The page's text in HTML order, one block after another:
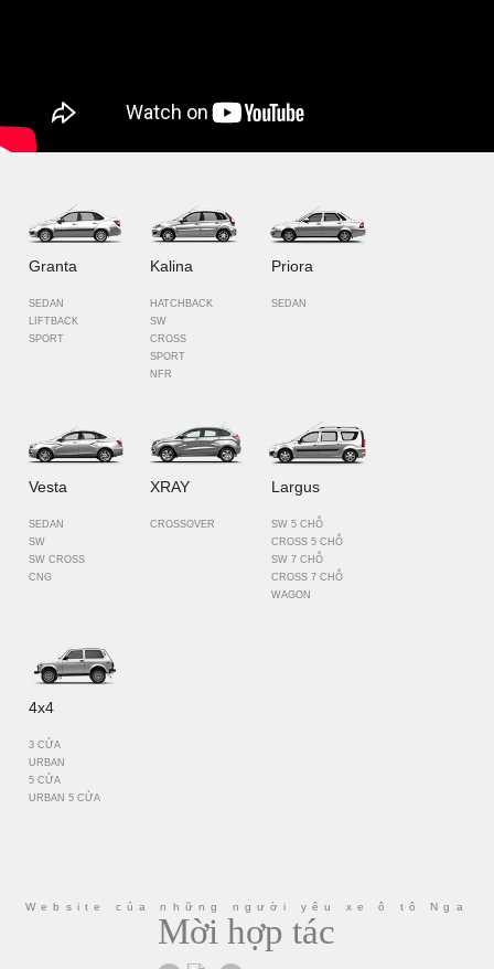
Granta
SEDAN
LIFTBACK
SPORT
Kalina
HATCHBACK
SW
CROSS
SPORT
NFR
Priora
SEDAN
Vesta
SEDAN
SW
SW CROSS
CNG
XRAY
CROSSOVER
Largus
SW 5 CHỖ
CROSS 5 CHỖ
SW 7 CHỖ
CROSS 7 CHỖ
WAGON
4x4
3 CỬA
URBAN
5 CỬA
URBAN 5 CỬA
Website của những người yêu xe ô tô Nga
Mời hợp tác